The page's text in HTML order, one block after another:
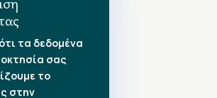
2026
τα δεδομένα
σας
το
στην